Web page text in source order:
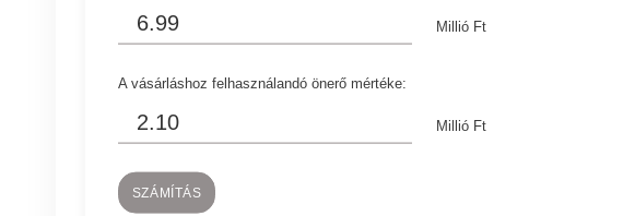
Millió Ft
A vásárláshoz felhasználandó önerő mértéke:
Millió Ft
SZÁMÍTÁS